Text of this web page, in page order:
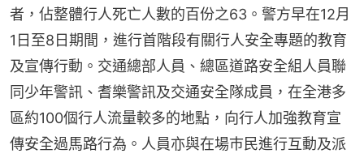
者，佔整體行人死亡人數的百份之63。警方早在12月
1日至8日期間，進行首階段有關行人安全專題的教育
及宣傳行動。交通總部人員、總區道路安全組人員聯
同少年警訊、耆樂警訊及交通安全隊成員，在全港多
區約100個行人流量較多的地點，向行人加強教育宣
傳安全過馬路行為。人員亦與在場巿民進行互動及派